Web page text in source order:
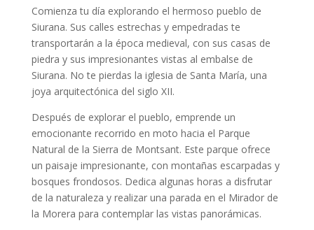
Comienza tu día explorando el hermoso pueblo de
Siurana. Sus calles estrechas y empedradas te
transportarán a la época medieval, con sus casas de
piedra y sus impresionantes vistas al embalse de
Siurana. No te pierdas la iglesia de Santa María, una
joya arquitectónica del siglo XII.
Después de explorar el pueblo, emprende un
emocionante recorrido en moto hacia el Parque
Natural de la Sierra de Montsant. Este parque ofrece
un paisaje impresionante, con montañas escarpadas y
bosques frondosos. Dedica algunas horas a disfrutar
de la naturaleza y realizar una parada en el Mirador de
la Morera para contemplar las vistas panorámicas.